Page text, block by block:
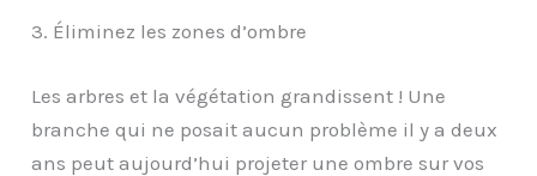
3. Éliminez les zones d’ombre
Les arbres et la végétation grandissent ! Une
branche qui ne posait aucun problème il y a deux
ans peut aujourd’hui projeter une ombre sur vos